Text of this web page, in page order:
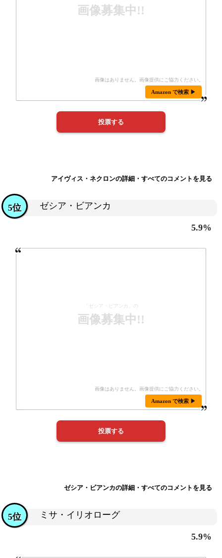
画像募集中!!
Amazon で検索 ▶
アイヴィス・ネクロンの詳細・すべてのコメントを見る
ゼシア・ビアンカ
5位
5.9%
「ゼシア・ビアンカ」の
画像募集中!!
Amazon で検索 ▶
ゼシア・ビアンカの詳細・すべてのコメントを見る
ミサ・イリオローグ
5位
5.9%